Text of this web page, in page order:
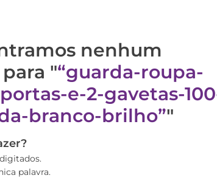
nenhum
" guarda-roupa-
e-2-gavetas-
branco-brilho "
palavra.